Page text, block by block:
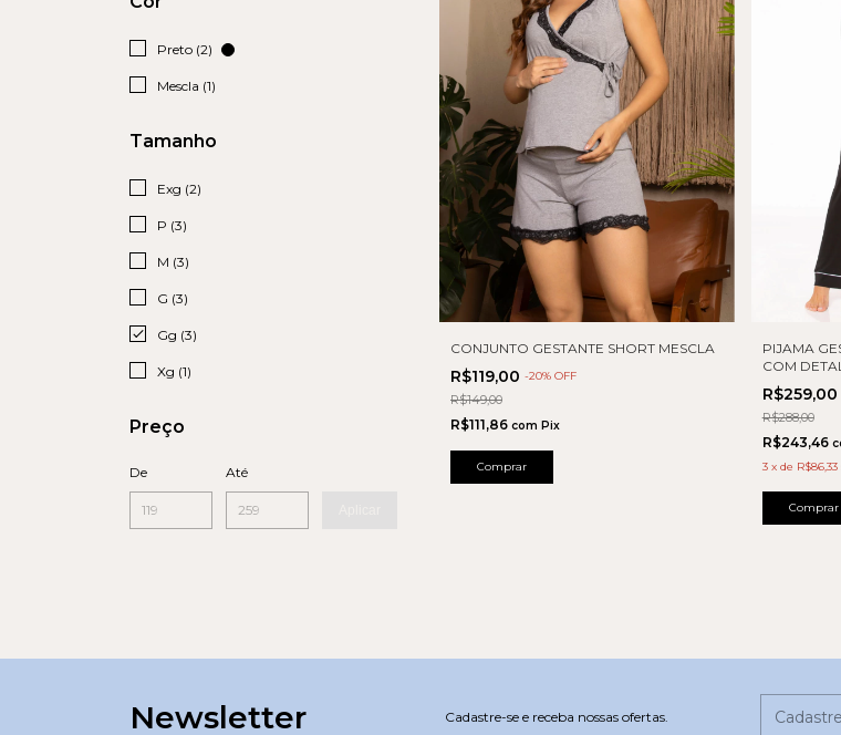
Preto (2)
Mescla (1)
Tamanho
Exg (2)
P (3)
M (3)
G (3)
Gg (3)
Xg (1)
Preço
De Até
CONJUNTO GESTANTE SHORT MESCLA
R$119,00 -20% OFF
R$149,00
R$111,86 com Pix
Comprar
PIJAMA
COM
R$259,00
R$288,00
R$243,46
3 x de R$86,33
Comprar
Newsletter Cadastre-se e receba nossas ofertas.